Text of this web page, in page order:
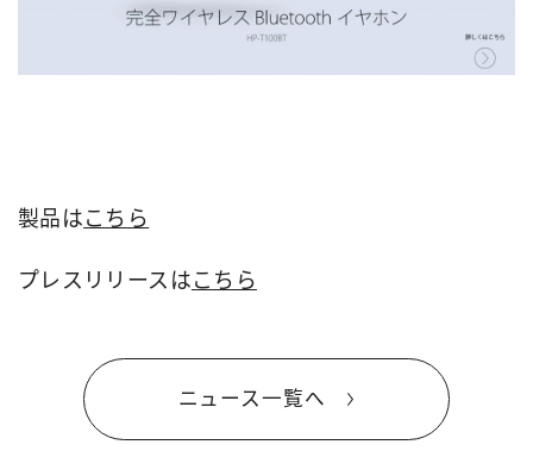
製品はこちら
プレスリリースはこちら
ニュース一覧へ